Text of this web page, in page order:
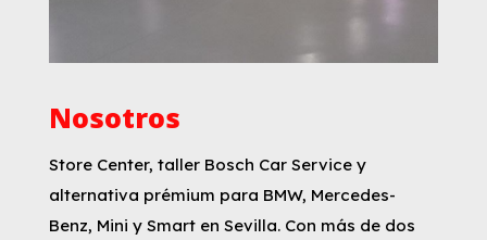
Nosotros
Store Center, taller Bosch Car Service y
alternativa prémium para BMW, Mercedes-
Benz, Mini y Smart en Sevilla. Con más de dos